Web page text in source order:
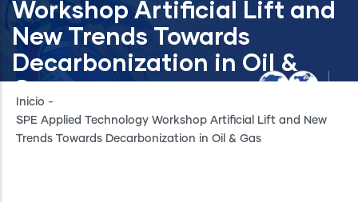
Workshop Artificial Lift and
New Trends Towards
Decarbonization in Oil &
Gas
Inicio -
SPE Applied Technology Workshop Artificial Lift and New
Trends Towards Decarbonization in Oil & Gas